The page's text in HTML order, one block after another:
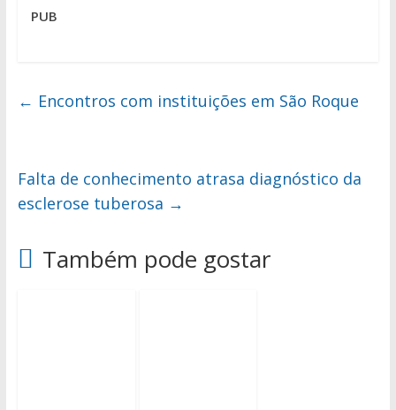
PUB
← Encontros com instituições em São Roque
Falta de conhecimento atrasa diagnóstico da
esclerose tuberosa →
Também pode gostar